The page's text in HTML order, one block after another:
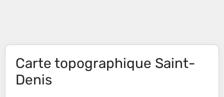
Carte topographique Saint-
Denis